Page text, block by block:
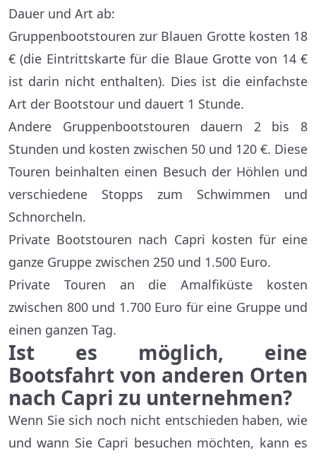
Dauer und Art ab:
Gruppenbootstouren zur Blauen Grotte kosten 18
€ (die Eintrittskarte für die Blaue Grotte von 14 €
ist darin nicht enthalten). Dies ist die einfachste
Art der Bootstour und dauert 1 Stunde.
Andere Gruppenbootstouren dauern 2 bis 8
Stunden und kosten zwischen 50 und 120 €. Diese
Touren beinhalten einen Besuch der Höhlen und
verschiedene Stopps zum Schwimmen und
Schnorcheln.
Private Bootstouren nach Capri kosten für eine
ganze Gruppe zwischen 250 und 1.500 Euro.
Private Touren an die Amalfiküste kosten
zwischen 800 und 1.700 Euro für eine Gruppe und
einen ganzen Tag.
Ist es möglich, eine
Bootsfahrt von anderen Orten
nach Capri zu unternehmen?
Wenn Sie sich noch nicht entschieden haben, wie
und wann Sie Capri besuchen möchten, kann es